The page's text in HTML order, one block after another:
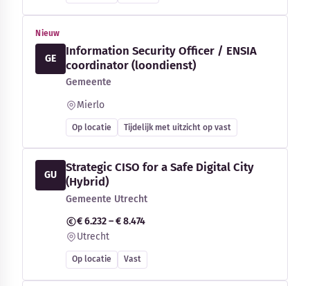
Nieuw
GE
Information Security Officer / ENSIA
coordinator (loondienst)
Gemeente
Mierlo
Op locatie Tijdelijk met uitzicht op vast
GU
Strategic CISO for a Safe Digital City
(Hybrid)
Gemeente Utrecht
€ 6.232 – € 8.474
Utrecht
Op locatie Vast